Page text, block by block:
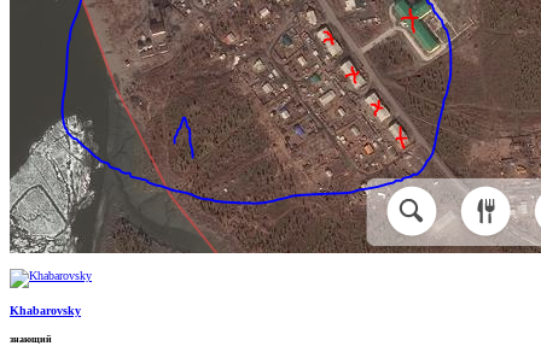
Khabarovsky
знающий